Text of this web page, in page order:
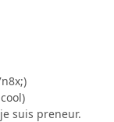
suis preneur.